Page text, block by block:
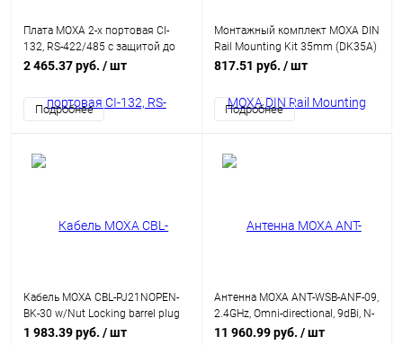
Плата MOXA 2-х портовая CI-
132, RS-422/485 с защитой до
2КВ для ISA шины
2 465.37 руб. / шт
Подробнее
Монтажный комплект MOXA DIN
Rail Mounting Kit 35mm (DK35A)
817.51 руб. / шт
Подробнее
Кабель MOXA CBL-PJ21NOPEN-
BK-30 w/Nut Locking barrel plug
to bare wires cable
1 983.39 руб. / шт
Антенна MOXA ANT-WSB-ANF-09,
2.4GHz, Omni-directional, 9dBi, N-
type (female)
11 960.99 руб. / шт